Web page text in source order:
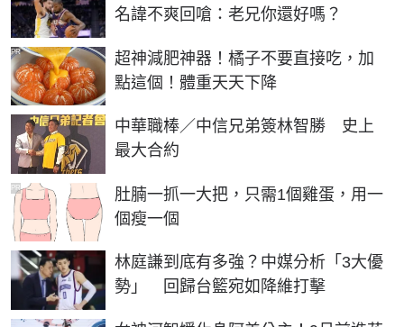
名諱不爽回嗆：老兄你還好嗎？
超神減肥神器！橘子不要直接吃，加
點這個！體重天天下降
PR
中華職棒／中信兄弟簽林智勝 史上
最大合約
肚腩一抓一大把，只需1個雞蛋，用一
個瘦一個
PR
林庭謙到底有多強？中媒分析「3大優
勢」 回歸台籃宛如降維打擊